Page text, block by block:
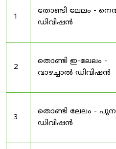
1
തോണ്ടി ലേലം -
ഡിവിഷൻ
2
തൊണ്ടി ഇ-ലേലം -
വാഴച്ചാൽ ഡിവിഷൻ
3
തൊണ്ടി ലേലം -
ഡിവിഷൻ